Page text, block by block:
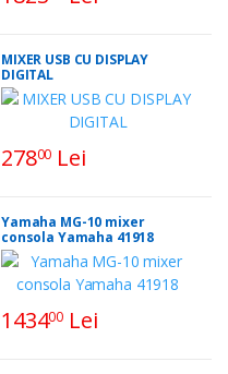
MIXER USB CU DISPLAY
DIGITAL
27800 Lei
Yamaha MG-10 mixer
consola Yamaha 41918
143400 Lei